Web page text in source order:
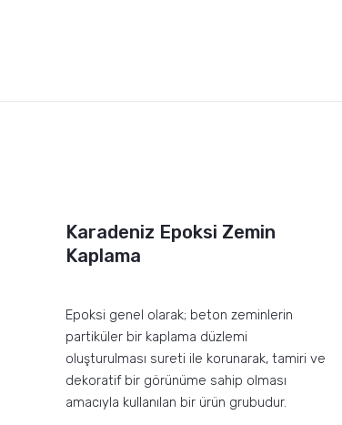
Karadeniz Epoksi Zemin
Kaplama
Epoksi genel olarak; beton zeminlerin
partiküler bir kaplama düzlemi
oluşturulması sureti ile korunarak, tamiri ve
dekoratif bir görünüme sahip olması
amacıyla kullanılan bir ürün grubudur.